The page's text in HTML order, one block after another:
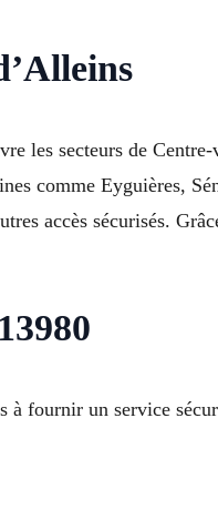
les secteurs de
comme Eyguières,
accès sécurisés.
à fournir un service